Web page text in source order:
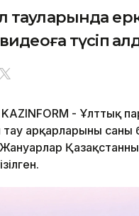
тауларында
түсіп
- Ұлттық
арқарларының саны